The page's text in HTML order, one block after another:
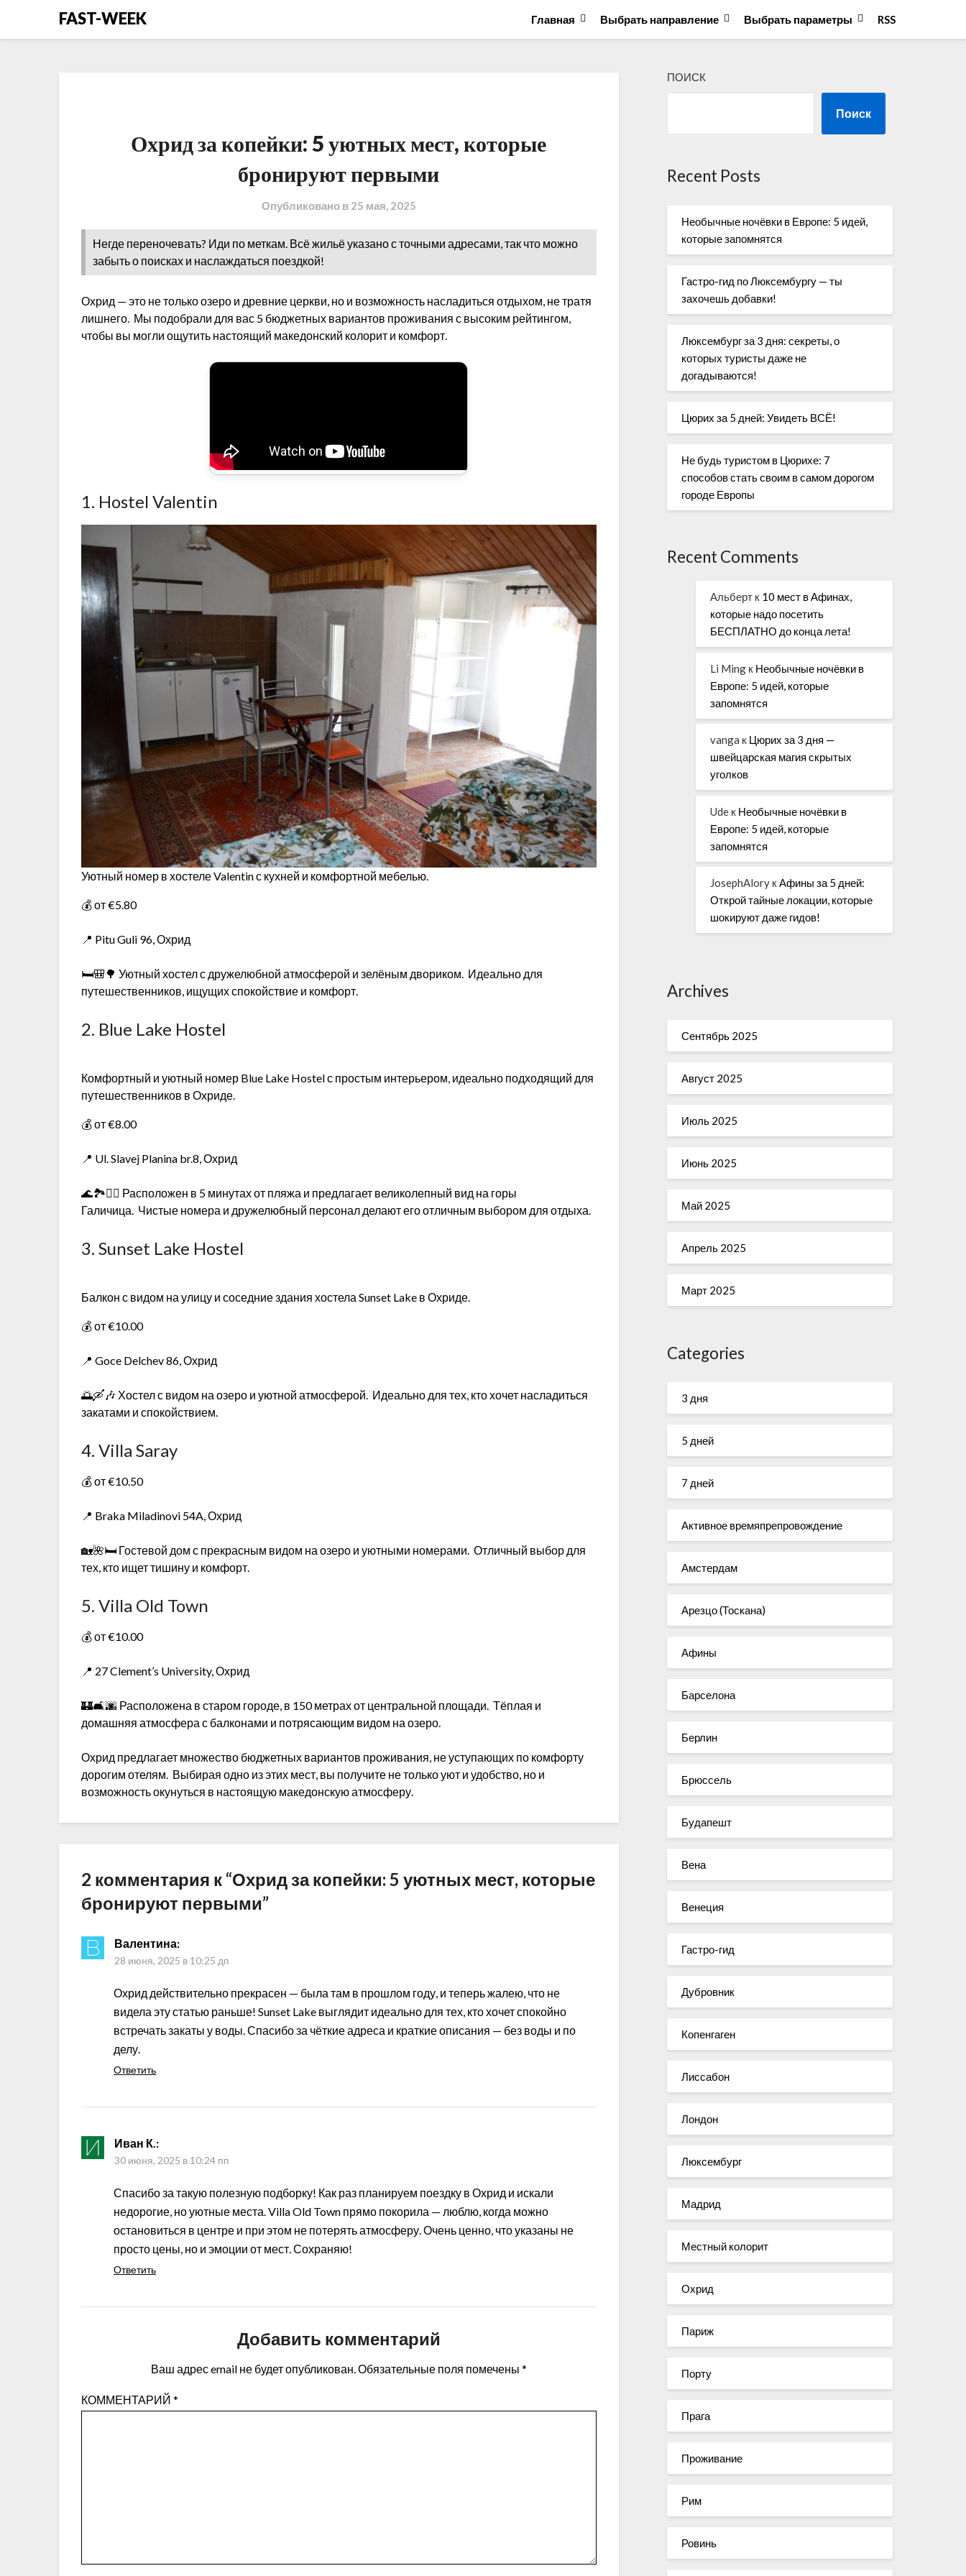
FAST-WEEK Главная Выбрать направление Выбрать параметры RSS
Охрид за копейки: 5 уютных мест, которые
бронируют первыми
Опубликовано в 25 мая, 2025
Негде переночевать? Иди по меткам. Всё жильё указано с точными адресами, так что можно
забыть о поисках и наслаждаться поездкой!
Охрид — это не только озеро и древние церкви, но и возможность насладиться отдыхом, не тратя
лишнего. Мы подобрали для вас 5 бюджетных вариантов проживания с высоким рейтингом,
чтобы вы могли ощутить настоящий македонский колорит и комфорт.
1. Hostel Valentin
Уютный номер в хостеле Valentin с кухней и комфортной мебелью.
💰 от €5.80
📍 Pitu Guli 96, Охрид
🛏️🎒🌳 Уютный хостел с дружелюбной атмосферой и зелёным двориком. Идеально для
путешественников, ищущих спокойствие и комфорт.
2. Blue Lake Hostel
Комфортный и уютный номер Blue Lake Hostel с простым интерьером, идеально подходящий для
путешественников в Охриде.
💰 от €8.00
📍 Ul. Slavej Planina br.8, Охрид
🌊🏞️🚶‍♂️ Расположен в 5 минутах от пляжа и предлагает великолепный вид на горы
Галичица. Чистые номера и дружелюбный персонал делают его отличным выбором для отдыха.
3. Sunset Lake Hostel
Балкон с видом на улицу и соседние здания хостела Sunset Lake в Охриде.
💰 от €10.00
📍 Goce Delchev 86, Охрид
🌅🛶🎶 Хостел с видом на озеро и уютной атмосферой. Идеально для тех, кто хочет насладиться
закатами и спокойствием.
4. Villa Saray
💰 от €10.50
📍 Braka Miladinovi 54A, Охрид
🏡🌺🛏️ Гостевой дом с прекрасным видом на озеро и уютными номерами. Отличный выбор для
тех, кто ищет тишину и комфорт.
5. Villa Old Town
💰 от €10.00
📍 27 Clement’s University, Охрид
🏰🛋️🌆 Расположена в старом городе, в 150 метрах от центральной площади. Тёплая и
домашняя атмосфера с балконами и потрясающим видом на озеро.
Охрид предлагает множество бюджетных вариантов проживания, не уступающих по комфорту
дорогим отелям. Выбирая одно из этих мест, вы получите не только уют и удобство, но и
возможность окунуться в настоящую македонскую атмосферу.
2 комментария к “Охрид за копейки: 5 уютных мест, которые
бронируют первыми”
Валентина:
28 июня, 2025 в 10:25 дп
Охрид действительно прекрасен — была там в прошлом году, и теперь жалею, что не
видела эту статью раньше! Sunset Lake выглядит идеально для тех, кто хочет спокойно
встречать закаты у воды. Спасибо за чёткие адреса и краткие описания — без воды и по
делу.
Ответить
Иван К. :
30 июня, 2025 в 10:24 пп
Спасибо за такую полезную подборку! Как раз планируем поездку в Охрид и искали
недорогие, но уютные места. Villa Old Town прямо покорила — люблю, когда можно
остановиться в центре и при этом не потерять атмосферу. Очень ценно, что указаны не
просто цены, но и эмоции от мест. Сохраняю!
Ответить
Добавить комментарий
Ваш адрес email не будет опубликован. Обязательные поля помечены *
КОММЕНТАРИЙ*
ПОИСК
Поиск
Recent Posts
Необычные ночёвки в Европе: 5 идей,
которые запомнятся
Гастро-гид по Люксембургу — ты
захочешь добавки!
Люксембург за 3 дня: секреты, о
которых туристы даже не
догадываются!
Цюрих за 5 дней: Увидеть ВСЁ!
Не будь туристом в Цюрихе: 7
способов стать своим в самом дорогом
городе Европы
Recent Comments
Альбертк 10 мест в Афинах,
которые надо посетить
БЕСПЛАТНО до конца лета!
Li Mingк Необычные ночёвки в
Европе: 5 идей, которые
запомнятся
vanga к Цюрих за 3 дня —
швейцарская магия скрытых
уголков
Udeк Необычные ночёвки в
Европе: 5 идей, которые
запомнятся
JosephAloryкАфины за 5 дней:
Открой тайные локации, которые
шокируют даже гидов!
Archives
Сентябрь 2025
Август 2025
Июль 2025
Июнь 2025
Май 2025
Апрель 2025
Март 2025
Categories
3 дня
5 дней
7 дней
Активное времяпрепровождение
Амстердам
Арезцо (Тоскана)
Афины
Барселона
Берлин
Брюссель
Будапешт
Вена
Венеция
Гастро-гид
Дубровник
Копенгаген
Лиссабон
Лондон
Люксембург
Мадрид
Местный колорит
Охрид
Париж
Порту
Прага
Проживание
Рим
Ровинь